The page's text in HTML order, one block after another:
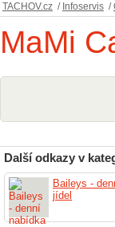
TACHOV.cz / Infoservis /
MaMi
Další odkazy v
Baileys -
jídel